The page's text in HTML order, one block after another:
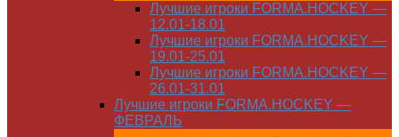
Лучшие игроки FORMA.HOCKEY —
12.01-18.01
Лучшие игроки FORMA.HOCKEY —
19.01-25.01
Лучшие игроки FORMA.HOCKEY —
26.01-31.01
Лучшие игроки FORMA.HOCKEY —
ФЕВРАЛЬ